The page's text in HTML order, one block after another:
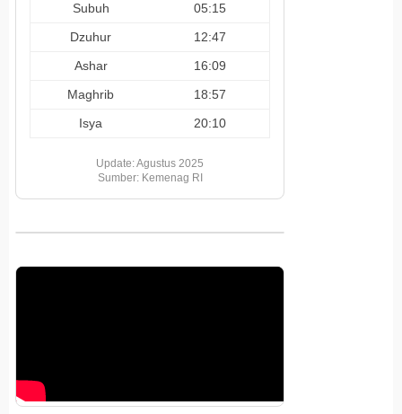
Subuh
05:15
Dzuhur
12:47
Ashar
16:09
Maghrib
18:57
Isya
20:10
Update: Agustus 2025
Sumber: Kemenag RI